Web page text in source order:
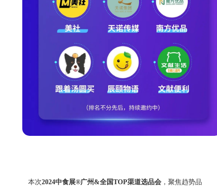
本次2024中食展®广州&全国TOP渠道选品会 ，聚焦趋势品